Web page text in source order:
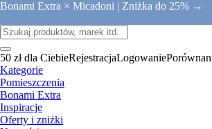
Bonami Extra × Micadoni | Zniżka do 25% →
50 zł dla CiebieRejestracjaLogowanie
Kategorie
Pomieszczenia
Bonami Extra
Inspiracje
Oferty i zniżki